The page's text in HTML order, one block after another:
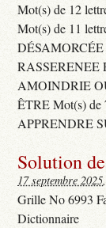
Mot(s) de 12
Mot(s) de 11
RASSERENEE
AMOINDRIE
ÊTRE Mot(s)
APPRENDRE
Solution
17 septembre 2025
Grille No 6993
Dictionnaire